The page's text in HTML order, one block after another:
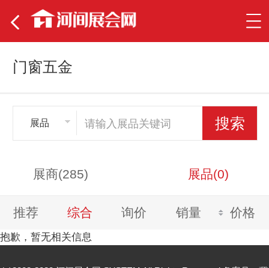
门窗五金
展品
展商(285) 展品(0)
推荐 综合 询价 销量 价格
抱歉，暂无相关信息